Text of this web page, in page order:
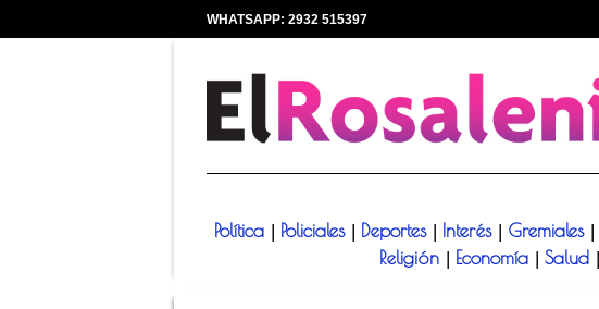
WHATSAPP: 2932 515397
Política
Policiales Deportes Interés Gremiales
Religión
Economía Salud